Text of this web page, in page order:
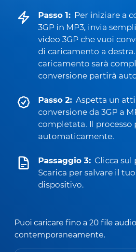
Passo 1: Per iniziare a
3GP in MP3, invia
video 3GP che vuoi
di caricamento a destra.
caricamento sarà
conversione partirà
Passo 2: Aspetta un
conversione da 3GP a
completata. Il processo
automaticamente.
Passaggio 3: Clicca sul
Scarica per salvare il
dispositivo.
Puoi caricare fino a 20 file audio
contemporaneamente.